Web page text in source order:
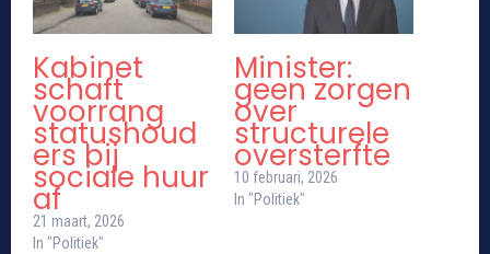
Kabinet
schaft
voorrang
statushoud
ers bij
sociale huur
af
21 maart, 2026
In "Politiek"
Minister:
geen zorgen
over
structurele
oversterfte
10 februari, 2026
In "Politiek"